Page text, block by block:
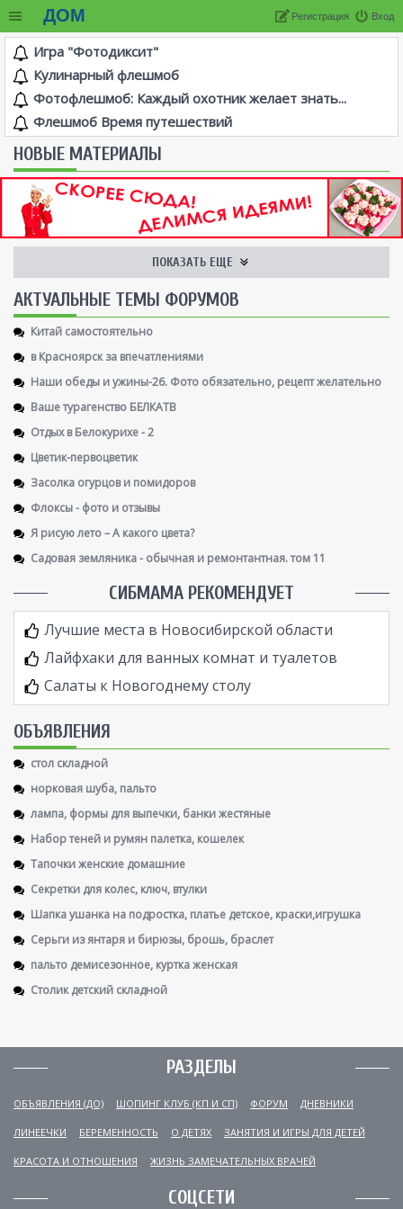
ДОМ Вход
Регистрация
Игра "Фотодиксит"
Кулинарный флешмоб
Фотофлешмоб: Каждый охотник желает знать...
Флешмоб Время путешествий
НОВЫЕ МАТЕРИАЛЫ
ПОКАЗАТЬ ЕЩЕ
AКТУАЛЬНЫЕ ТЕМЫ ФОРУМОВ
Китай самостоятельно
в Красноярск за впечатлениями
Наши обеды и ужины-26. Фото обязательно, рецепт желательно
Ваше турагенство БЕЛКАТВ
Отдых в Белокурихе - 2
Цветик-первоцветик
Засолка огурцов и помидоров
Флоксы - фото и отзывы
Я рисую лето – А какого цвета?
Садовая земляника - обычная и ремонтантная. том 11
СИБМАМА РЕКОМЕНДУЕТ
Лучшие места в Новосибирской области
Лайфхаки для ванных комнат и туалетов
Салаты к Новогоднему столу
ОБЪЯВЛЕНИЯ
стол складной
норковая шуба, пальто
лампа, формы для выпечки, банки жестяные
Набор теней и румян палетка, кошелек
Тапочки женские домашние
Секретки для колес, ключ, втулки
Шапка ушанка на подростка, платье детское, краски,игрушка
Серьги из янтаря и бирюзы, брошь, браслет
пальто демисезонное, куртка женская
Столик детский складной
РАЗДЕЛЫ
ОБЪЯВЛЕНИЯ (ДО) ШОПИНГ КЛУБ (КП И СП) ФОРУМ ДНЕВНИКИ
ЛИНЕЕЧКИ БЕРЕМЕННОСТЬ О ДЕТЯХ ЗАНЯТИЯ И ИГРЫ ДЛЯ ДЕТЕЙ
КРАСОТА И ОТНОШЕНИЯ ЖИЗНЬ ЗАМЕЧАТЕЛЬНЫХ ВРАЧЕЙ
СОЦСЕТИ